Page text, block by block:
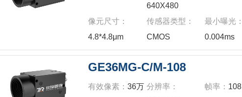
640X480
像元尺寸：
4.8*4.8μm
传感器类型：
CMOS
最小曝光：
0.004ms
GE36MG-C/M-108
有效像素： 36万 分辨率：
帧率： 108